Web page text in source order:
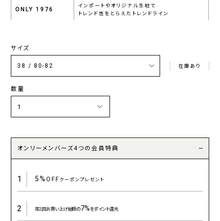
ONLY 1976
インポートやオリジナル生地で
トレンド性をとらえたトレンドライン
サイズ
在庫あり
数量
オンリーメンバーズ4つの会員特典
1 5%OFFクーポンプレゼント
2 年2回お買い上げ総額の7%をポイント還元